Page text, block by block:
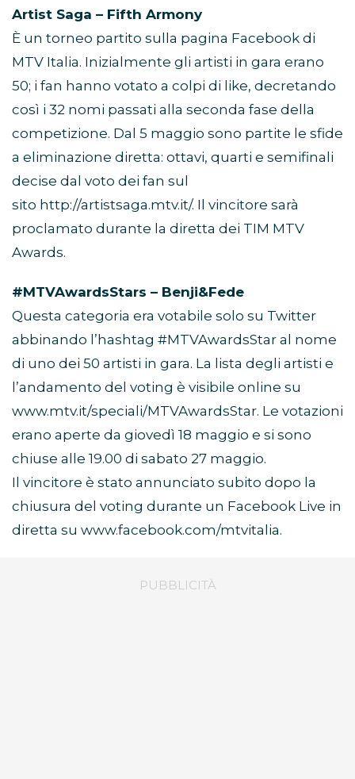
Artist Saga – Fifth Armony
È un torneo partito sulla pagina Facebook di
MTV Italia. Inizialmente gli artisti in gara erano
50; i fan hanno votato a colpi di like, decretando
così i 32 nomi passati alla seconda fase della
competizione. Dal 5 maggio sono partite le sfide
a eliminazione diretta: ottavi, quarti e semifinali
decise dal voto dei fan sul
sito http://artistsaga.mtv.it/. Il vincitore sarà
proclamato durante la diretta dei TIM MTV
Awards.
#MTVAwardsStars – Benji&Fede
Questa categoria era votabile solo su Twitter
abbinando l’hashtag #MTVAwardsStar al nome
di uno dei 50 artisti in gara. La lista degli artisti e
l’andamento del voting è visibile online su
www.mtv.it/speciali/MTVAwardsStar. Le votazioni
erano aperte da giovedì 18 maggio e si sono
chiuse alle 19.00 di sabato 27 maggio.
Il vincitore è stato annunciato subito dopo la
chiusura del voting durante un Facebook Live in
diretta su www.facebook.com/mtvitalia.